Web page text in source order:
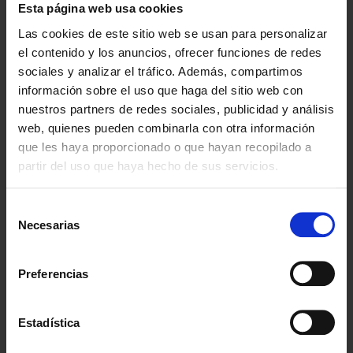
Esta página web usa cookies
Las cookies de este sitio web se usan para personalizar
el contenido y los anuncios, ofrecer funciones de redes
sociales y analizar el tráfico. Además, compartimos
información sobre el uso que haga del sitio web con
nuestros partners de redes sociales, publicidad y análisis
web, quienes pueden combinarla con otra información
que les haya proporcionado o que hayan recopilado a
partir del uso que haya hecho de sus servicios.
Necesarias
Preferencias
Estadística
La importancia de una buena
redacción
Un convenio regulador mal redactado puede
ocasionar:
Ambigüedades que generen distintos criterios de
interpretación.
Incumplimientos por falta de claridad.
Por eso es fundamental contar con
abogados de
claro, justo y eficaz.
¿Por qué acudir a abogados